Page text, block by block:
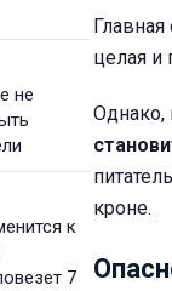
не
к
7
целая и
Однако,
кроне.